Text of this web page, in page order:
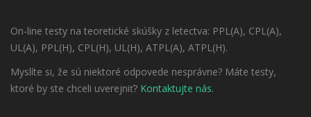
On-line testy na teoretické skúšky z letectva: PPL(A), CPL(A),
UL(A), PPL(H), CPL(H), UL(H), ATPL(A), ATPL(H).
Myslíte si, že sú niektoré odpovede nesprávne? Máte testy,
ktoré by ste chceli uverejniť? Kontaktujte nás.